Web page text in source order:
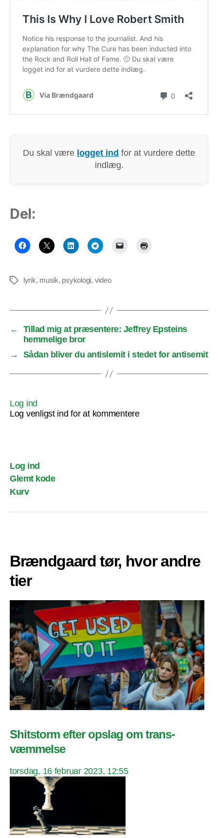
Du skal være logget ind for at vurdere dette
indlæg.
Del:
Tags lyrik, musik, psykologi, video
←
Tillad mig at præsentere: Jeffrey Epsteins
hemmelige bror
→
Sådan bliver du antislemit i stedet for antisemit
Log ind
Log venligst ind for at kommentere
Log ind
Glemt kode
Kurv
Brændgaard tør, hvor andre
tier
Shitstorm efter opslag om trans-
væmmelse
torsdag, 16 februar 2023, 12:55